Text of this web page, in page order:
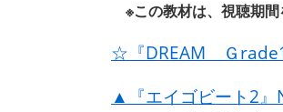
※この教材は、視聴期間
☆『DREAM Ｇrade1
▲『エイゴビート2